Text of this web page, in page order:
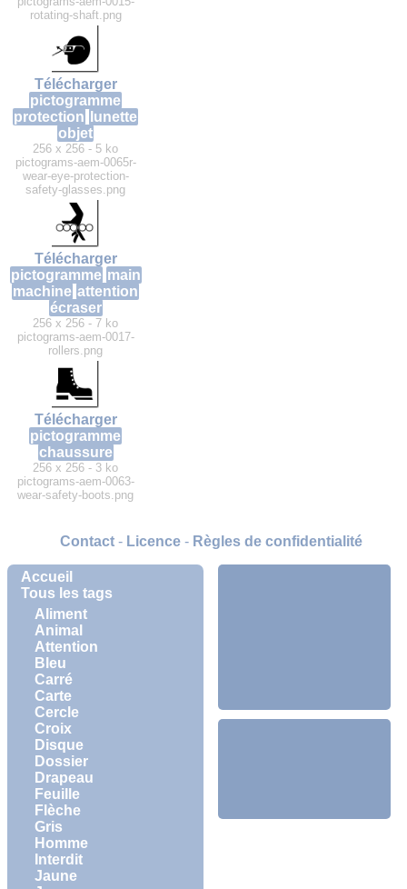
Accueil
Tous les tags
Aliment
Animal
Attention
Bleu
Carré
Carte
Cercle
Croix
Disque
Dossier
Drapeau
Feuille
Flèche
Gris
Homme
Interdit
Jaune
rotating-shaft.png
Télécharger
pictogramme
protection
lunette
objet
256 x 256 - 5 ko
pictograms-aem-0065r-
wear-eye-protection-
safety-glasses.png
Télécharger
pictogramme main
machine attention
écraser
256 x 256 - 7 ko
pictograms-aem-0017-
rollers.png
Télécharger
pictogramme
chaussure
256 x 256 - 3 ko
pictograms-aem-0063-
wear-safety-boots.png
Contact- Licence- Règles de confidentialité